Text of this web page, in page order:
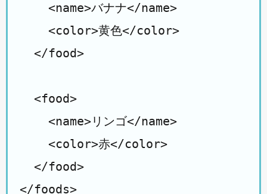
    <name>バナナ</name>
    <color>黄色</color>
  </food>
  <food>
    <name>リンゴ</name>
    <color>赤</color>
  </food>